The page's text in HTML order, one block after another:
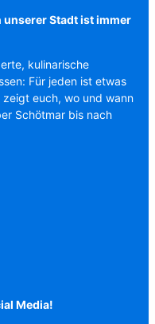
unserer Stadt ist immer
kulinarische
Für jeden ist etwas
euch, wo und wann
Schötmar bis nach
Media!